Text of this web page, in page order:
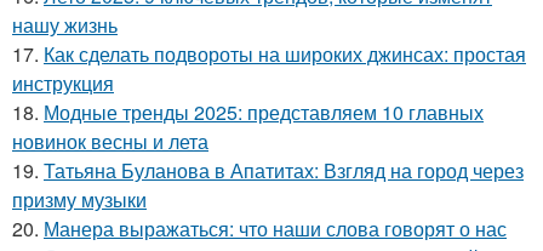
нашу жизнь
17. Как сделать подвороты на широких джинсах: простая
инструкция
18. Модные тренды 2025: представляем 10 главных
новинок весны и лета
19. Татьяна Буланова в Апатитах: Взгляд на город через
призму музыки
20. Манера выражаться: что наши слова говорят о нас